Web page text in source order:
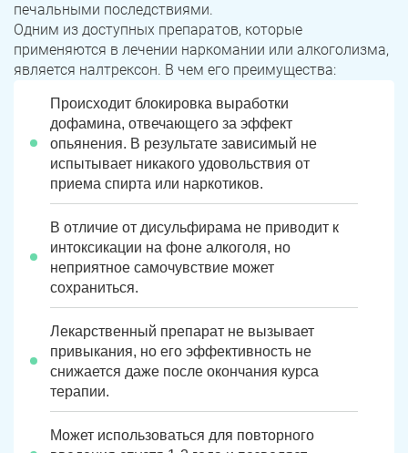
печальными последствиями.
Одним из доступных препаратов, которые
применяются в лечении наркомании или алкоголизма,
является налтрексон. В чем его преимущества:
Происходит блокировка выработки
дофамина, отвечающего за эффект
опьянения. В результате зависимый не
испытывает никакого удовольствия от
приема спирта или наркотиков.
В отличие от дисульфирама не приводит к
интоксикации на фоне алкоголя, но
неприятное самочувствие может
сохраниться.
Лекарственный препарат не вызывает
привыкания, но его эффективность не
снижается даже после окончания курса
терапии.
Может использоваться для повторного